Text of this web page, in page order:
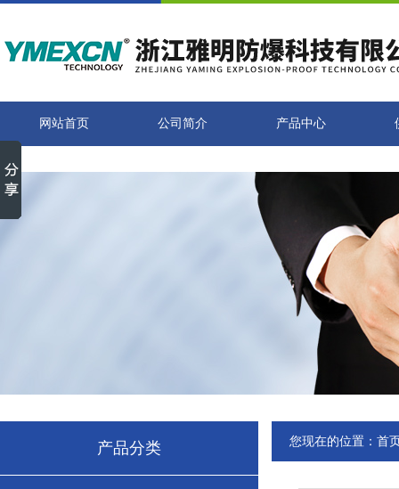
网站首页 公司简介 产品中心
产品分类 您现在的位置： 首